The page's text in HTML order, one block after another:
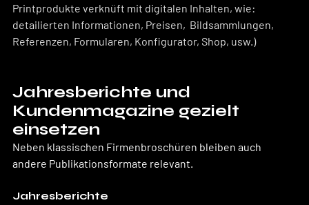
Printprodukte verknüft mit digitalen Inhalten, wie:
detailierten Informationen, Preisen,  Bildsammlungen,
Referenzen, Formularen, Konfigurator, Shop, usw.)
Jahresberichte und
Kundenmagazine gezielt
einsetzen
Neben klassischen Firmenbroschüren bleiben auch
andere Publikationsformate relevant.
Jahresberichte